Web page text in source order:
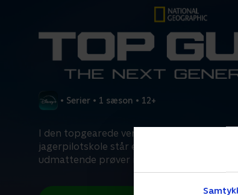
• Serier • 1 sæson • 12+
I den topgearede verden på den
jagerpilotskole står eleverne over for seks
udmattende prøver i luften, og ikke alle vil